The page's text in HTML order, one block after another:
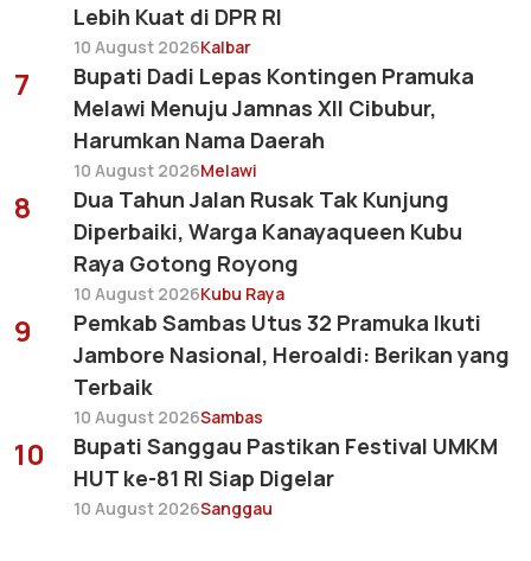
Lebih Kuat di DPR RI
10 August 2026Kalbar
7
Bupati Dadi Lepas Kontingen Pramuka
Melawi Menuju Jamnas XII Cibubur,
Harumkan Nama Daerah
10 August 2026Melawi
8
Dua Tahun Jalan Rusak Tak Kunjung
Diperbaiki, Warga Kanayaqueen Kubu
Raya Gotong Royong
10 August 2026Kubu Raya
9
Pemkab Sambas Utus 32 Pramuka Ikuti
Jambore Nasional, Heroaldi: Berikan yang
Terbaik
10 August 2026Sambas
10
Bupati Sanggau Pastikan Festival UMKM
HUT ke-81 RI Siap Digelar
10 August 2026Sanggau